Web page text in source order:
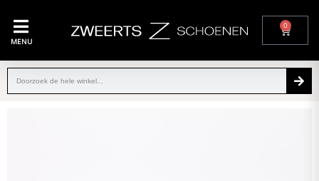
MENU
0